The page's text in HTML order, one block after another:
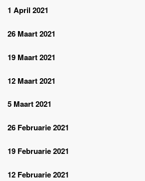
1 April 2021
26 Maart 2021
19 Maart 2021
12 Maart 2021
5 Maart 2021
26 Februarie 2021
19 Februarie 2021
12 Februarie 2021